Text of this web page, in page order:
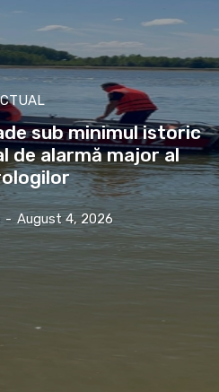
sub minimul istoric
de alarmă major al
- August 4, 2026